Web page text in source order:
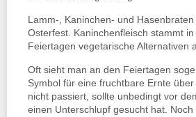
Lamm-, Kaninchen- und
Osterfest. Kaninchenfleisch stammt
Feiertagen vegetarische Alternativen
Oft sieht man an den Feiertagen
Symbol für eine fruchtbare Ernte
nicht passiert, sollte unbedingt vor
einen Unterschlupf gesucht hat.